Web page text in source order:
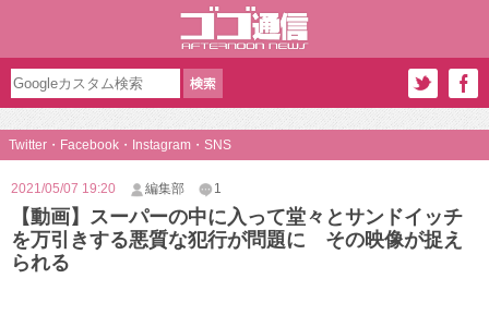
Twitter・Facebook・Instagram・SNS
2021/05/07 19:20 編集部 1
【動画】スーパーの中に入って堂々とサンドイッチ
を万引きする悪質な犯行が問題に その映像が捉え
られる